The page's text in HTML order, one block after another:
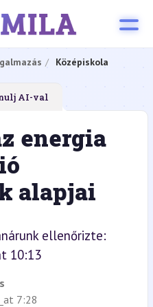
Középiskola
AI-val
energia
alapjai
ellenőrizte:
10:13
7:28